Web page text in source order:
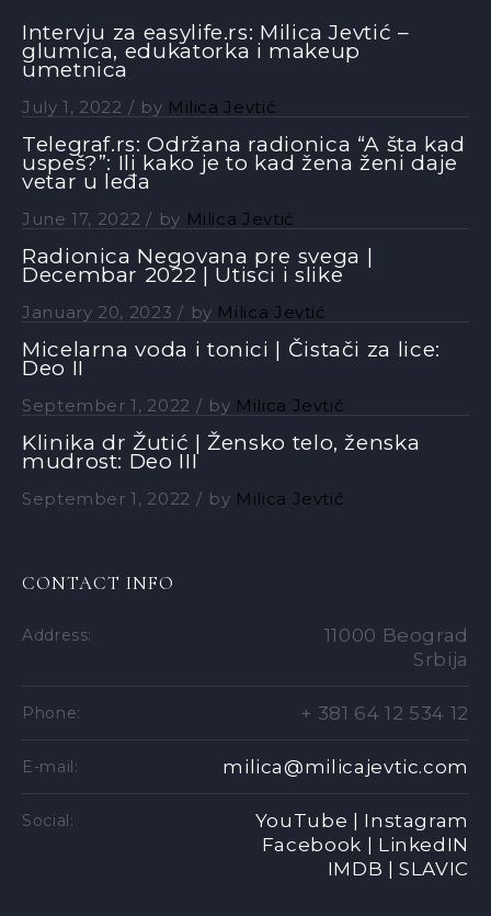
Intervju za easylife.rs: Milica Jevtić –
glumica, edukatorka i makeup
umetnica
July 1, 2022 by Milica Jevtić
Telegraf.rs: Održana radionica “A šta kad
uspeš?”: Ili kako je to kad žena ženi daje
vetar u leđa
June 17, 2022 by Milica Jevtić
Radionica Negovana pre svega |
Decembar 2022 | Utisci i slike
January 20, 2023 by Milica Jevtić
Micelarna voda i tonici | Čistači za lice:
Deo II
September 1, 2022 by Milica Jevtić
Klinika dr Žutić | Žensko telo, ženska
mudrost: Deo III
September 1, 2022 by Milica Jevtić
CONTACT INFO
Address:
11000 Beograd
Srbija
Phone: + 381 64 12 534 12
E-mail: milica@milicajevtic.com
Social: YouTube | Instagram
Facebook | LinkedIN
IMDB | SLAVIC